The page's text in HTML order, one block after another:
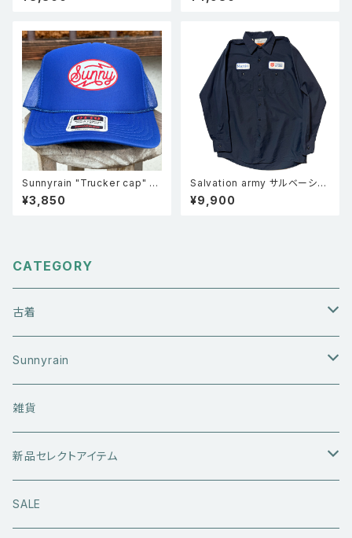
s 工具 シングルステッチ Tシャ
シャツ Faded Purple
Sunnyrain "Trucker cap" メ
ッシュキャップ ブルー
¥3,850
Salvation army サルベーショ
ンアーミー ユニフォーム 長袖ワ
ークシャツ 紺 L
¥9,900
CATEGORY
古着
アウターウエア
ライダースジャケット
レザーアウター
トップス
セーター・ニットウエア
長袖シャツ
ボトムス
ジーンズ
シューズ
Sunnyrain
Tシャツ
タンクトップ
キャップ・帽子
雑貨
新品セレクトアイテム
アウターウエア
SALE